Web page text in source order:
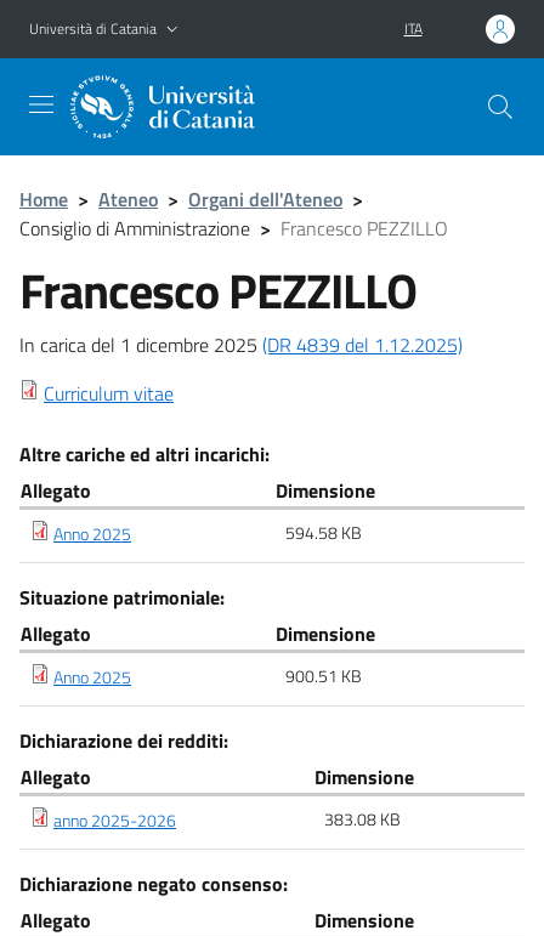
Vai al contenuto principale
Vai al menu di navigazione
Università di Catania ITA
Home > Ateneo > Organi dell'Ateneo >
Consiglio di Amministrazione > Francesco PEZZILLO
Francesco PEZZILLO
In carica del 1 dicembre 2025 (DR 4839 del 1.12.2025)
Curriculum vitae
Altre cariche ed altri incarichi:
Allegato
Dimensione
Anno 2025 594.58 KB
Situazione patrimoniale:
Allegato
Dimensione
Anno 2025 900.51 KB
Dichiarazione dei redditi:
Allegato
Dimensione
anno 2025-2026 383.08 KB
Dichiarazione negato consenso:
Allegato
Dimensione